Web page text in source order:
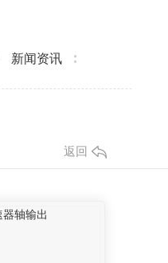
新闻资讯
返回